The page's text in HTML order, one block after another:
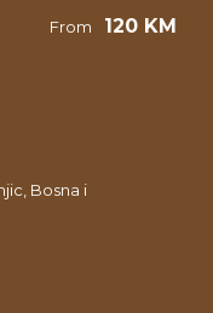
From 120 KM
Bosna i